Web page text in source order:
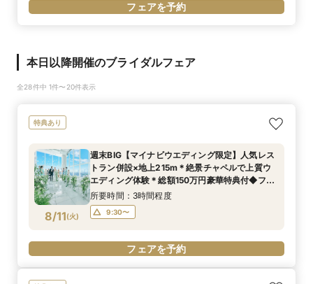
フェアを予約
本日以降開催のブライダルフェア
全28件中 1件〜20件表示
特典あり
8/11(火)
週末BIG【マイナビウエディング限定】人気レス
トラン併設×地上215m＊絶景チャペルで上質ウ
エディング体験＊総額150万円豪華特典付◆フェ
ア
所要時間：3時間程度
9:30〜
フェアを予約